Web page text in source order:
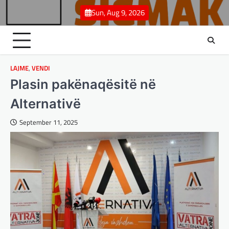
content
Sun, Aug 9, 2026
LAJME, VENDI
Plasin pakënaqësitë në
Alternativë
September 11, 2025